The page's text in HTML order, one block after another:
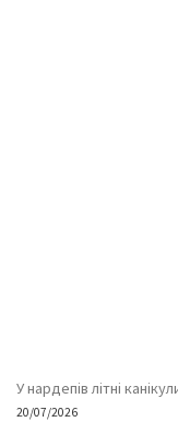
У нардепів літні
20/07/2026